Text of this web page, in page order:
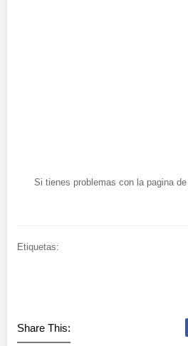
Si tienes problemas con la pagina
Etiquetas:
Share This: